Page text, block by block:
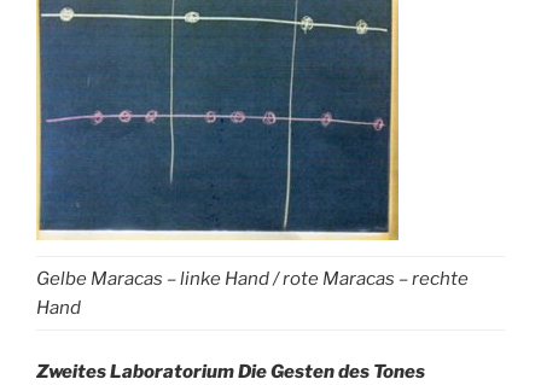
Gelbe Maracas – linke Hand / rote Maracas – rechte
Hand
Zweites Laboratorium Die Gesten des Tones